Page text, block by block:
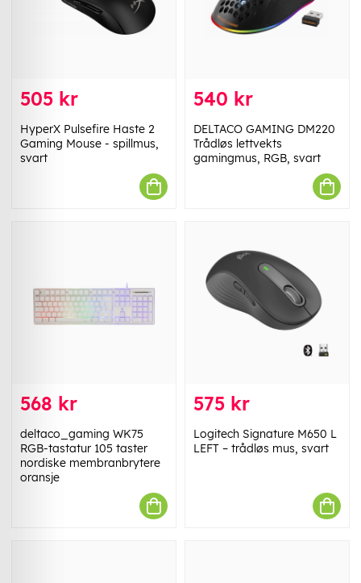
505 kr
HyperX Pulsefire Haste 2
Gaming Mouse - spillmus,
svart
540 kr
DELTACO GAMING DM220
Trådløs lettvekts
gamingmus, RGB, svart
568 kr
deltaco_gaming WK75
RGB-tastatur 105 taster
nordiske membranbrytere
oransje
575 kr
Logitech Signature M650 L
LEFT – trådløs mus, svart